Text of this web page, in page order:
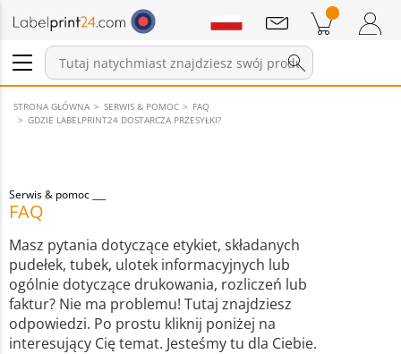
Zaloguj się / Zarejestruj
Pozycji w koszyku
Wiadomości
STRONA GŁÓWNA SERWIS & POMOC
FAQ
GDZIE LABELPRINT24 DOSTARCZA PRZESYŁKI?
Serwis & pomoc
FAQ
Masz pytania dotyczące etykiet, składanych
pudełek, tubek, ulotek informacyjnych lub
ogólnie dotyczące drukowania, rozliczeń lub
faktur? Nie ma problemu! Tutaj znajdziesz
odpowiedzi. Po prostu kliknij poniżej na
interesujący Cię temat. Jesteśmy tu dla Ciebie.